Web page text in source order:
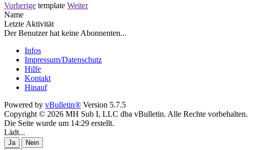
Vorherige template Weiter
Name
Letzte Aktivität
Der Benutzer hat keine Abonnenten...
Infos
Impressum/Datenschutz
Hilfe
Kontakt
Hinauf
Powered by vBulletin® Version 5.7.5
Copyright © 2026 MH Sub I, LLC dba vBulletin. Alle Rechte vorbehalten.
Die Seite wurde um 14:29 erstellt.
Lädt...
Ja
Nein